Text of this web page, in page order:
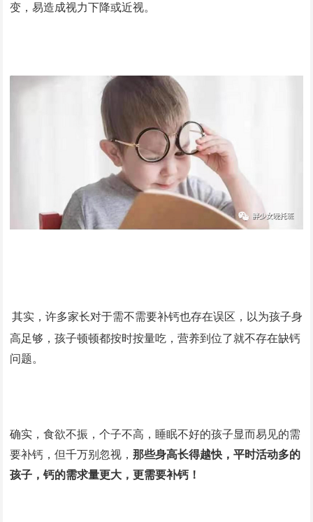
变，易造成视力下降或近视。
其实，许多家长对于需不需要补钙也存在误区，以为孩子身
高足够，孩子顿顿都按时按量吃，营养到位了就不存在缺钙
问题。
确实，食欲不振，个子不高，睡眠不好的孩子显而易见的需
要补钙，但千万别忽视，那些身高长得越快，平时活动多的
孩子，钙的需求量更大，更需要补钙！